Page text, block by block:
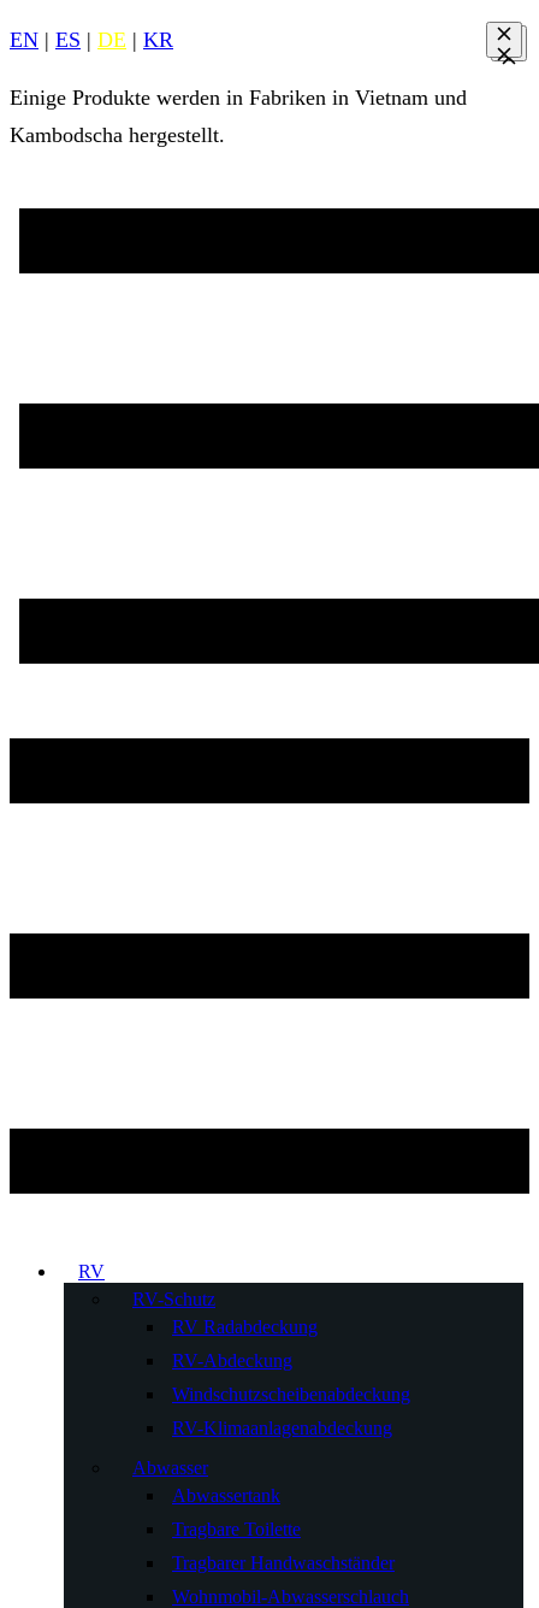
EN | ES | DE | KR
Einige Produkte werden in Fabriken in Vietnam und
Kambodscha hergestellt.
RV
RV-Schutz
RV Radabdeckung
RV-Abdeckung
Windschutzscheibenabdeckung
RV-Klimaanlagenabdeckung
Abwasser
Abwassertank
Tragbare Toilette
Tragbarer Handwaschständer
Wohnmobil-Abwasserschlauch